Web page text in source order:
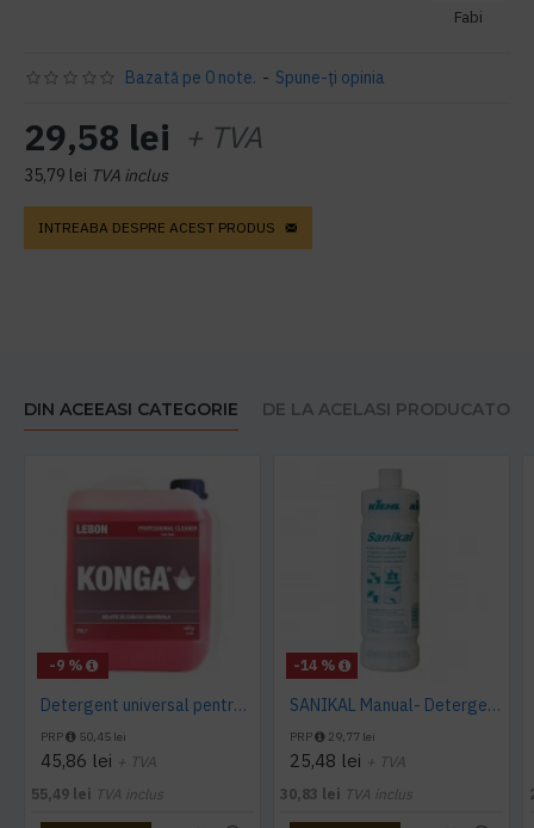
Fabi
Bazată pe 0 note. - Spune-ţi opinia
29,58 lei + TVA
35,79 lei TVA inclus
INTREABA DESPRE ACEST PRODUS
DIN ACEEASI CATEGORIE DE LA ACELASI PRODUCATOR
-9 %
Detergent universal pentru suprafete, Professional Cleaner, Konga, 5 L
PRP 50,45 lei
45,86 lei + TVA
55,49 lei TVA inclus
-14 %
SANIKAL Manual- Detergent pentru obiecte sanitare, 1 L, Kiehl
PRP 29,77 lei
25,48 lei + TVA
30,83 lei TVA inclus